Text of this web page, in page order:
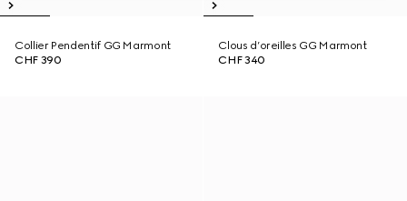
Collier Pendentif GG Marmont
CHF 390
Clous d’oreilles GG Marmont
CHF 340